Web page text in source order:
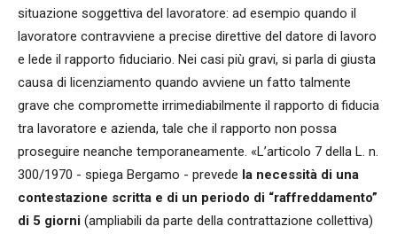
situazione soggettiva del lavoratore: ad esempio quando il
lavoratore contravviene a precise direttive del datore di lavoro
e lede il rapporto fiduciario. Nei casi più gravi, si parla di giusta
causa di licenziamento quando avviene un fatto talmente
grave che compromette irrimediabilmente il rapporto di fiducia
tra lavoratore e azienda, tale che il rapporto non possa
proseguire neanche temporaneamente. «L’articolo 7 della L. n.
300/1970 - spiega Bergamo - prevede la necessità di una
contestazione scritta e di un periodo di “raffreddamento”
di 5 giorni (ampliabili da parte della contrattazione collettiva)